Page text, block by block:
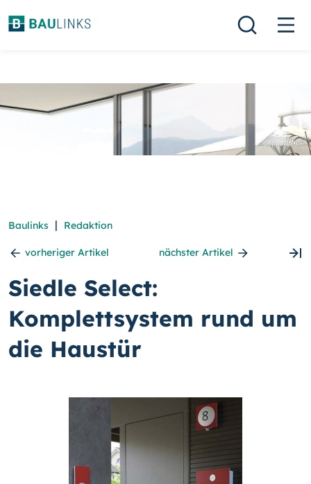
Baulinks | Redaktion
vorheriger Artikel nächster Artikel
Siedle Select:
Komplettsystem rund um
die Haustür